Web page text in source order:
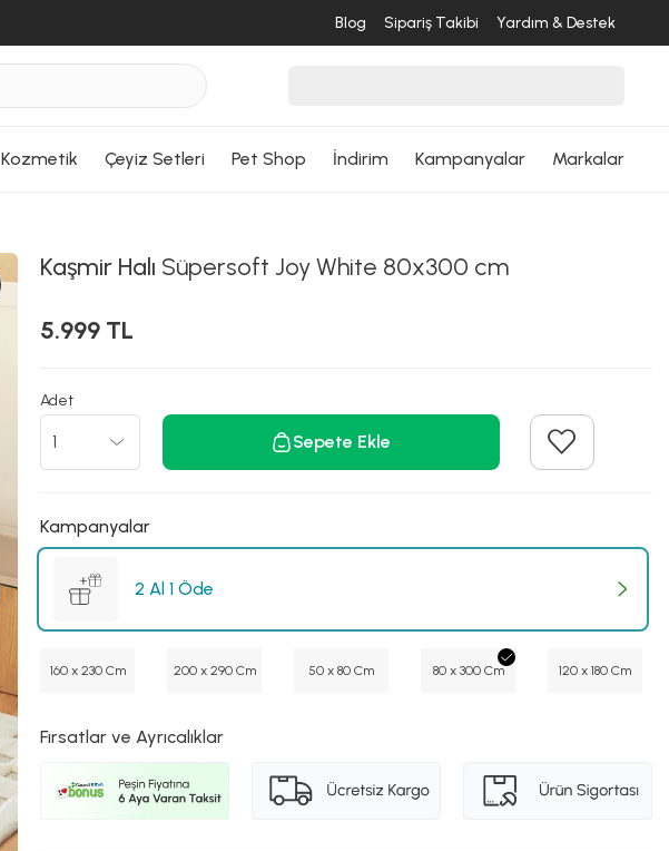
Blog Sipariş Takibi Yardım & Destek
Kozmetik Çeyiz Setleri Pet Shop İndirim Kampanyalar Markalar
Kaşmir Halı Süpersoft Joy White 80x300 cm
5.999 TL
Adet
Sepete Ekle
Kampanyalar
2 Al 1 Öde
160 x 230 Cm 200 x 290 Cm 50 x 80 Cm 80 x 300 Cm 120 x 180 Cm
Fırsatlar ve Ayrıcalıklar